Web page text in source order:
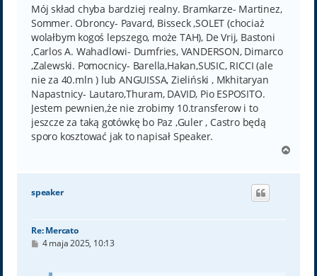
t
Mój skład chyba bardziej realny. Bramkarze- Martinez,
Sommer. Obroncy- Pavard, Bisseck ,SOLET (chociaż
wolałbym kogoś lepszego, może TAH), De Vrij, Bastoni
,Carlos A. Wahadlowi- Dumfries, VANDERSON, Dimarco
,Zalewski. Pomocnicy- Barella,Hakan,SUSIC, RICCI (ale
nie za 40.mln ) lub ANGUISSA, Zieliński , Mkhitaryan
Napastnicy- Lautaro,Thuram, DAVID, Pio ESPOSITO.
Jestem pewnien,że nie zrobimy 10.transferow i to
jeszcze za taką gotówkę bo Paz ,Guler , Castro będą
sporo kosztować jak to napisał Speaker.
g
speaker
Re: Mercato
P4 maja 2025, 10:13